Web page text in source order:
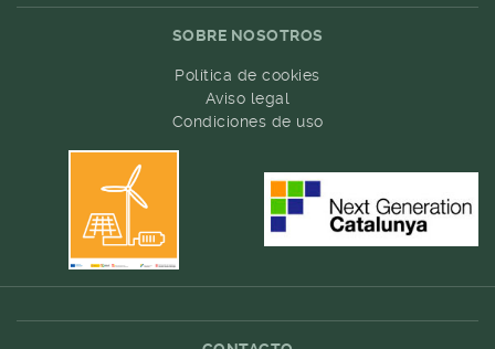
SOBRE NOSOTROS
Política de cookies
Aviso legal
Condiciones de uso